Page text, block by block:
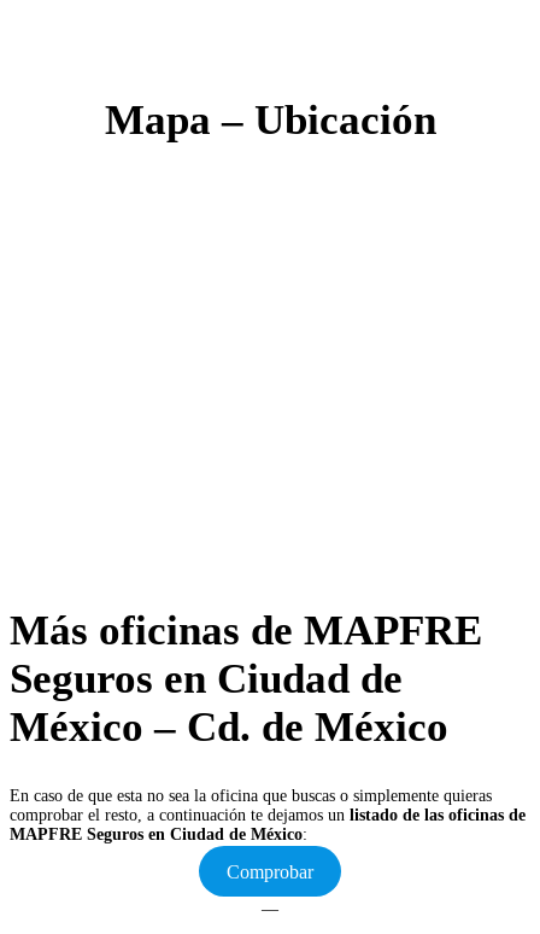
Mapa – Ubicación
Más oficinas de MAPFRE
Seguros en Ciudad de
México – Cd. de México
En caso de que esta no sea la oficina que buscas o simplemente quieras
comprobar el resto, a continuación te dejamos un listado de las oficinas de
MAPFRE Seguros en Ciudad de México:
Comprobar
—